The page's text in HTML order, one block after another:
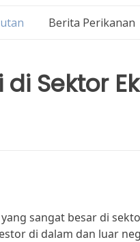
Berita Perikanan
di Sektor
sangat besar di
di dalam dan luar